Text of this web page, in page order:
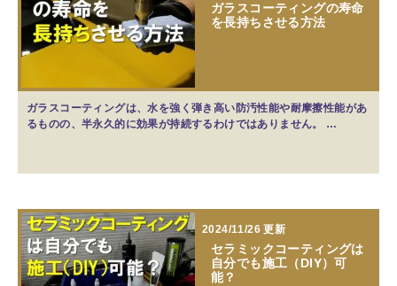
ガラスコーティングの寿命
を長持ちさせる方法
ガラスコーティングは、水を強く弾き高い防汚性能や耐摩擦性能があ
るものの、半永久的に効果が持続するわけではありません。 …
2024/11/26 更新
セラミックコーティングは
自分でも施工（DIY）可
能？